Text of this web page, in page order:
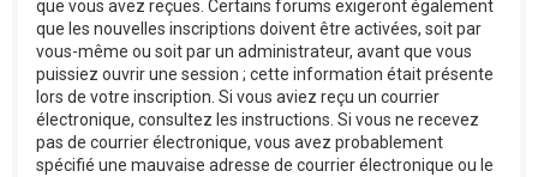
que vous avez reçues. Certains forums exigeront également
que les nouvelles inscriptions doivent être activées, soit par
vous-même ou soit par un administrateur, avant que vous
puissiez ouvrir une session ; cette information était présente
lors de votre inscription. Si vous aviez reçu un courrier
électronique, consultez les instructions. Si vous ne recevez
pas de courrier électronique, vous avez probablement
spécifié une mauvaise adresse de courrier électronique ou le